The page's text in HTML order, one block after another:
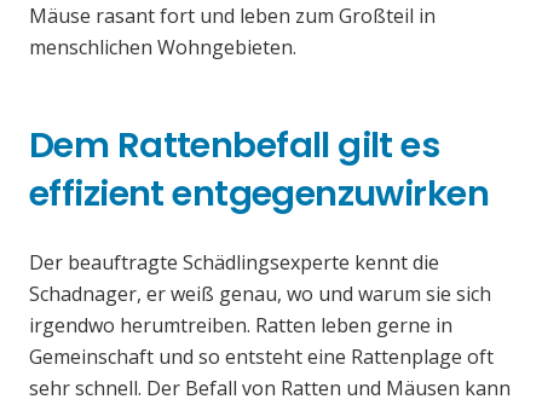
Mäuse rasant fort und leben zum Großteil in
menschlichen Wohngebieten.
Dem Rattenbefall gilt es
effizient entgegenzuwirken
Der beauftragte Schädlingsexperte kennt die
Schadnager, er weiß genau, wo und warum sie sich
irgendwo herumtreiben. Ratten leben gerne in
Gemeinschaft und so entsteht eine Rattenplage oft
sehr schnell. Der Befall von Ratten und Mäusen kann